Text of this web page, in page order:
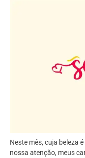
Neste mês, cuja beleza
nossa atenção, meus